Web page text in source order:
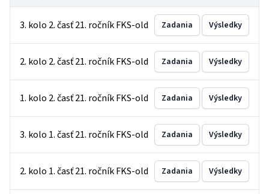
3. kolo 2. časť 21. ročník FKS-old Zadania Výsledky
2. kolo 2. časť 21. ročník FKS-old Zadania Výsledky
1. kolo 2. časť 21. ročník FKS-old Zadania Výsledky
3. kolo 1. časť 21. ročník FKS-old Zadania Výsledky
2. kolo 1. časť 21. ročník FKS-old Zadania Výsledky